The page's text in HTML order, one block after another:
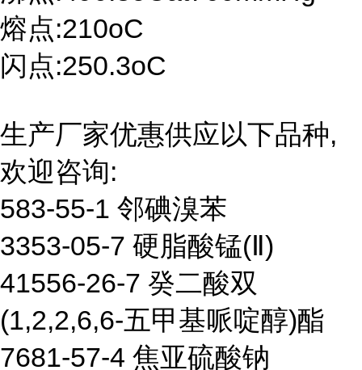
熔点:210oC
闪点:250.3oC
生产厂家优惠供应以下品种,
欢迎咨询:
583-55-1 邻碘溴苯
3353-05-7 硬脂酸锰(Ⅱ)
41556-26-7 癸二酸双
(1,2,2,6,6-五甲基哌啶醇)酯
7681-57-4 焦亚硫酸钠